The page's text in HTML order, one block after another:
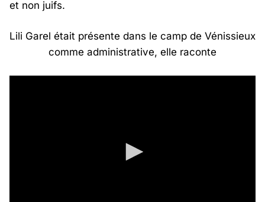
et non juifs.
Lili Garel était présente dans le camp de Vénissieux
comme administrative, elle raconte